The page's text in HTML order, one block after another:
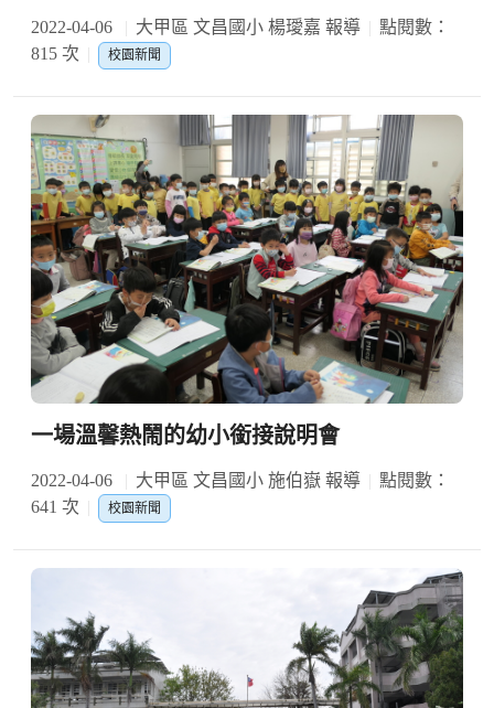
2022-04-06 大甲區 文昌國小 楊璦嘉 報導
點閱數：
815 次
校園新聞
一場溫馨熱鬧的幼小銜接說明會
2022-04-06 大甲區 文昌國小 施伯嶽 報導
點閱數：
641 次
校園新聞